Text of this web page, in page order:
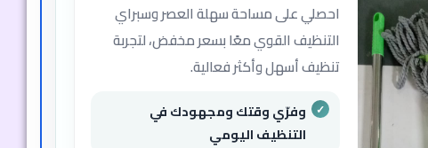
احصلي على مساحة سهلة العصر وسبراي
التنظيف القوي معًا بسعر مخفض، لتجربة
تنظيف أسهل وأكثر فعالية.
وفرّي وقتك ومجهودك في
التنظيف اليومي